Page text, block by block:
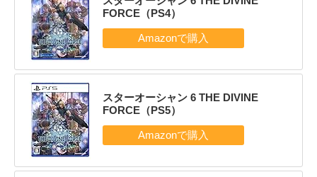
FORCE（PS4）
スターオーシャン 6 THE DIVINE
FORCE（PS5）